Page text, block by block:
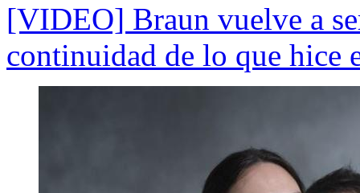
[VIDEO] Braun vuelve a
continuidad de lo que hice